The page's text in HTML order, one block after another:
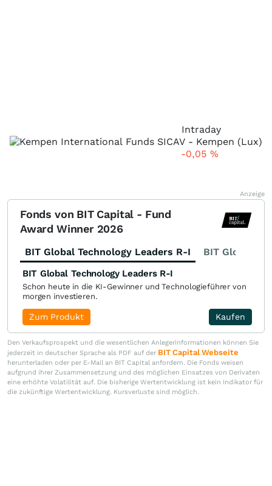
Intraday
-0,05 %
Anzeige
Fonds von BIT Capital - Fund
Award Winner 2026
BIT Global Technology Leaders R-I BIT Global
BIT Global Technology Leaders R-I
Schon heute in die KI-Gewinner und Technologieführer von
morgen investieren.
Kaufen
Zum Produkt
Den Verkaufsprospekt und die wesentlichen Anlegerinformationen können Sie
jederzeit in deutscher Sprache als PDF auf der BIT Capital Webseite
herunterladen oder per E-Mail an BIT Capital anfordern. Die Fonds weisen
aufgrund ihrer Zusammensetzung und des möglichen Einsatzes von Derivaten
eine erhöhte Volatilität auf. Die bisherige Wertentwicklung ist kein Indikator für
die zukünftige Wertentwicklung. Kursverluste sind möglich.